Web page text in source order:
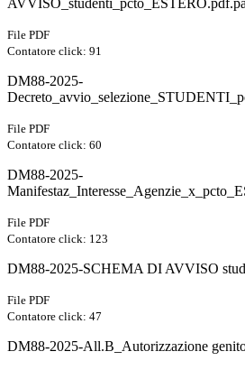
File PDF
Contatore click: 91
DM88-2025-
File PDF
Contatore click: 60
DM88-2025-
File PDF
Contatore click: 123
DM88-2025-SCHEMA DI AVVISO
File PDF
Contatore click: 47
DM88-2025-All.B_Autorizzazione